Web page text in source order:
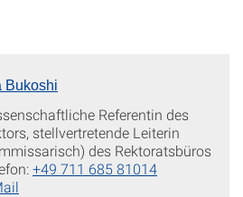
Bukoshi
Referentin des
stellvertretende Leiterin
des Rektoratsbüros
+49 711 685 81014